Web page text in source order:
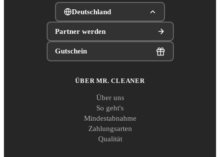
Deutschland
Partner werden
Gutschein
ÜBER MR. CLEANER
Über uns
So geht's
Mindestabnahme
Zahlungsarten
Qualität